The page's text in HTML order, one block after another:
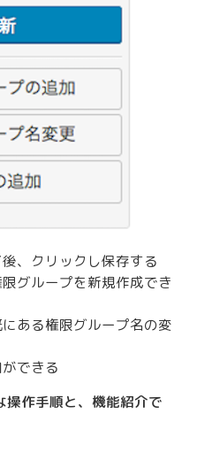
、クリックし保存する
グループを新規作成でき
ある権限グループ名の変
できる
作手順と、機能紹介で